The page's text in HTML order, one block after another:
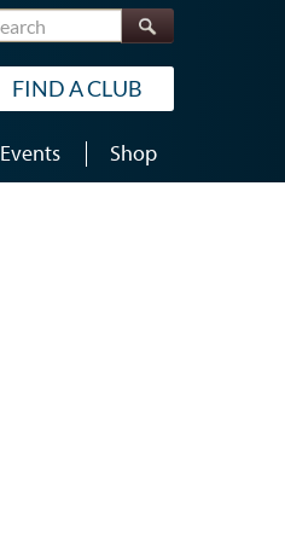
Search
FIND A CLUB
Events Shop